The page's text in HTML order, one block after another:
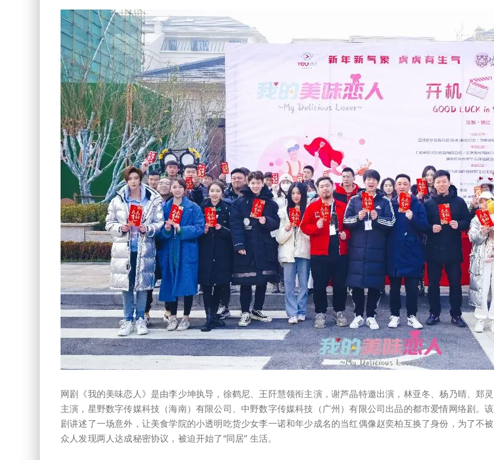
网剧《我的美味恋人》是由李少坤执导，徐鹤尼、王阡慧领衔主演，谢芦晶特邀出演，林亚冬、杨乃晴、郑灵
主演，星野数字传媒科技（海南）有限公司、中野数字传媒科技（广州）有限公司出品的都市爱情网络剧。该
剧讲述了一场意外，让美食学院的小透明吃货少女李一诺和年少成名的当红偶像赵奕柏互换了身份，为了不被
众人发现两人达成秘密协议，被迫开始了“同居” 生活。